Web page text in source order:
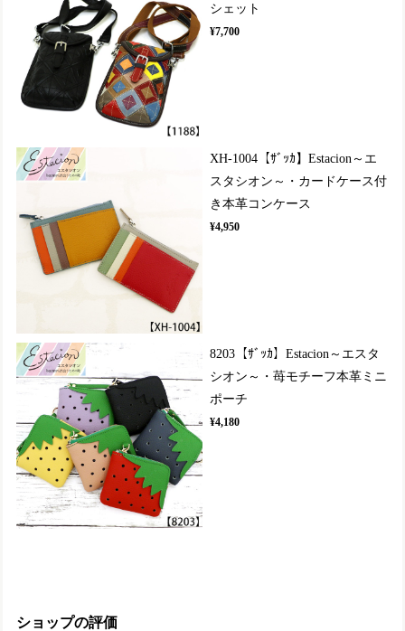
シェット
¥7,700
XH-1004【ｻﾞｯｶ】Estacion～エ
スタシオン～・カードケース付
き本革コンケース
¥4,950
8203【ｻﾞｯｶ】Estacion～エスタ
シオン～・苺モチーフ本革ミニ
ポーチ
¥4,180
ショップの評価